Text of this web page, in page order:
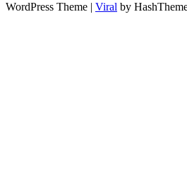
WordPress Theme | Viral by